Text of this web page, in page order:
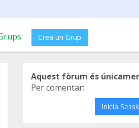
Crea un Grup
Aquest fòrum és
Per comentar:
Inicia